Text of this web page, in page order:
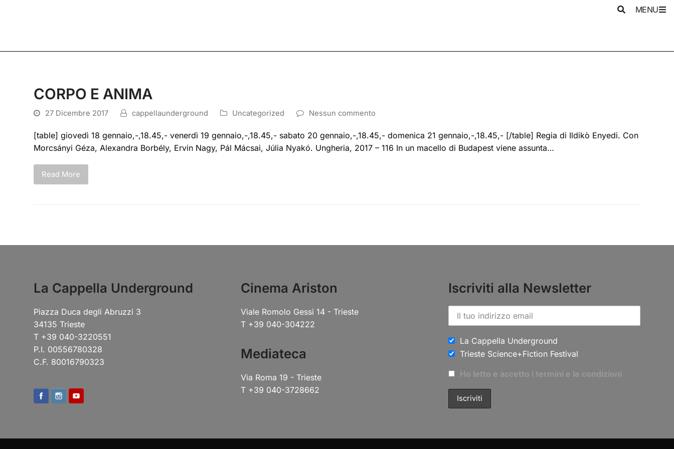
MENU
CORPO E ANIMA
27 Dicembre 2017 cappellaunderground Uncategorized Nessun commento
[table] giovedì 18 gennaio,-,18.45,- venerdì 19 gennaio,-,18.45,- sabato 20 gennaio,-,18.45,- domenica 21 gennaio,-,18.45,- [/table] Regia di Ildikò Enyedi. Con
Morcsányi Géza, Alexandra Borbély, Ervin Nagy, Pál Mácsai, Júlia Nyakó. Ungheria, 2017 – 116 In un macello di Budapest viene assunta…
Read More
La Cappella Underground
Piazza Duca degli Abruzzi 3
34135 Trieste
T +39 040-3220551
P.I. 00556780328
C.F. 80016790323
Cinema Ariston
Viale Romolo Gessi 14 - Trieste
T +39 040-304222
Mediateca
Via Roma 19 - Trieste
T +39 040-3728662
Iscriviti alla Newsletter
La Cappella Underground
Trieste Science+Fiction Festival
Ho letto e accetto i termini e le condizioni